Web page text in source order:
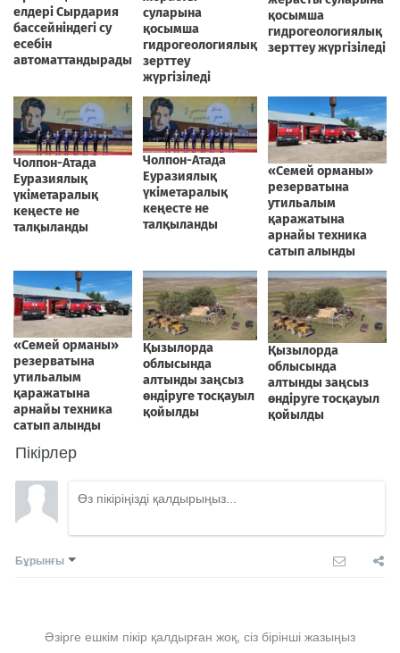
Пікірлер
Бұрынғы
Әзірге ешкім пікір қалдырған жоқ, сіз бірінші жазыңыз